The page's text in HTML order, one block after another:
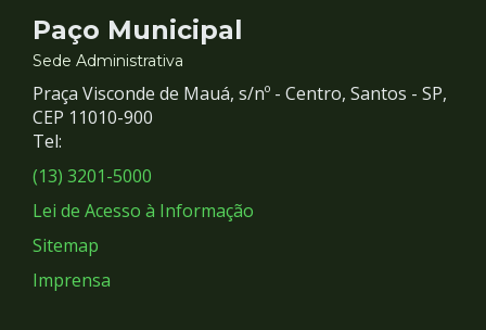
Contato
e
Redes
Sociais
Paço Municipal
Sede Administrativa
Praça Visconde de Mauá, s/nº - Centro, Santos - SP,
CEP 11010-900
Tel:
(13) 3201-5000
Lei de Acesso à Informação
Sitemap
Imprensa